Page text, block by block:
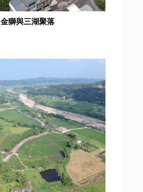
金獅與三湖聚落